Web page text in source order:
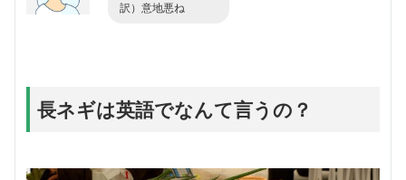
訳）意地悪ね
長ネギは英語でなんて言うの？